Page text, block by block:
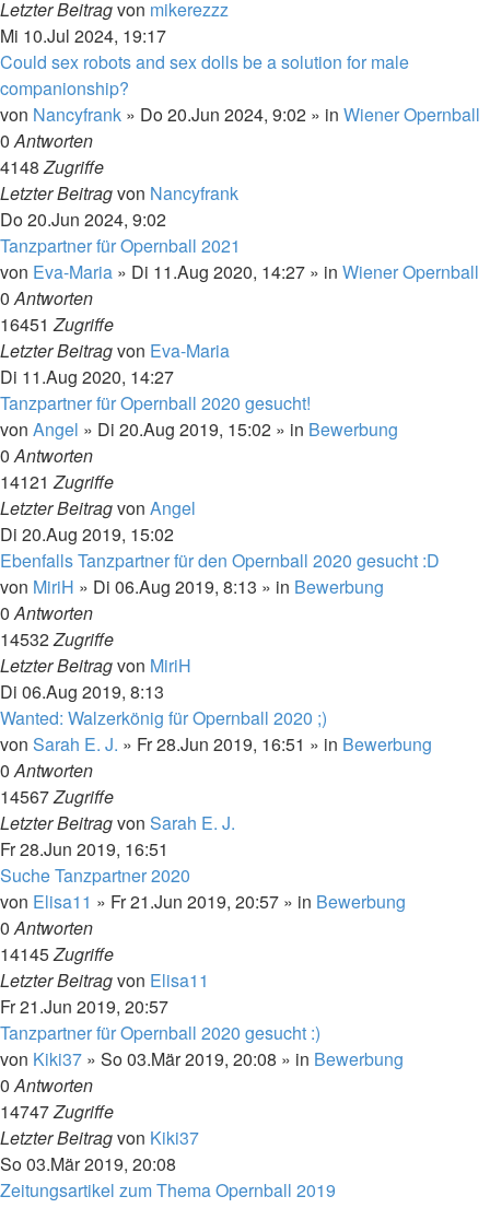
Letzter Beitragvon mikerezzz
Mi 10.Jul 2024, 19:17
Could sex robots and sex dolls be a solution for male
companionship?
von Nancyfrank » Do 20.Jun 2024, 9:02 » in Wiener Opernball
0Antworten
4148Zugriffe
Letzter Beitragvon Nancyfrank
Do 20.Jun 2024, 9:02
Tanzpartner für Opernball 2021
von Eva-Maria » Di 11.Aug 2020, 14:27 » in Wiener Opernball
0Antworten
16451Zugriffe
Letzter Beitragvon Eva-Maria
Di 11.Aug 2020, 14:27
Tanzpartner für Opernball 2020 gesucht!
von Angel » Di 20.Aug 2019, 15:02 » in Bewerbung
0Antworten
14121Zugriffe
Letzter Beitragvon Angel
Di 20.Aug 2019, 15:02
Ebenfalls Tanzpartner für den Opernball 2020 gesucht :D
von MiriH » Di 06.Aug 2019, 8:13 » in Bewerbung
0Antworten
14532Zugriffe
Letzter Beitragvon MiriH
Di 06.Aug 2019, 8:13
Wanted: Walzerkönig für Opernball 2020 ;)
von Sarah E. J. » Fr 28.Jun 2019, 16:51 » in Bewerbung
0Antworten
14567Zugriffe
Letzter Beitragvon Sarah E. J.
Fr 28.Jun 2019, 16:51
Suche Tanzpartner 2020
von Elisa11 » Fr 21.Jun 2019, 20:57 » in Bewerbung
0Antworten
14145Zugriffe
Letzter Beitragvon Elisa11
Fr 21.Jun 2019, 20:57
Tanzpartner für Opernball 2020 gesucht :)
von Kiki37 » So 03.Mär 2019, 20:08 » in Bewerbung
0Antworten
14747Zugriffe
Letzter Beitragvon Kiki37
So 03.Mär 2019, 20:08
Zeitungsartikel zum Thema Opernball 2019